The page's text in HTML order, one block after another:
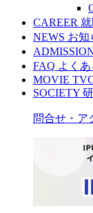
CAREER
NEWS お知
FAQ よく
MOVIE
SOCIETY
問合せ・ア